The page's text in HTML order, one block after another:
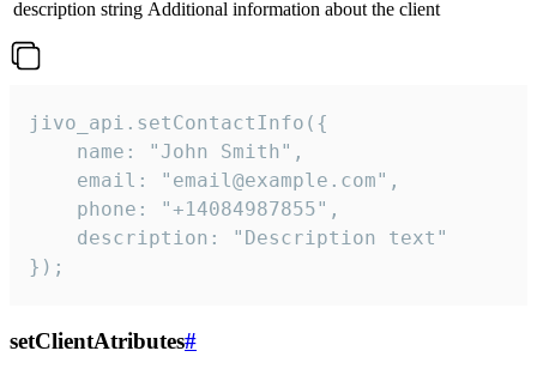
description string Additional information about the client
jivo_api.setContactInfo({
    name: "John Smith",
    email: "email@example.com",
    phone: "+14084987855",
    description: "Description text"
});
setClientAtributes#